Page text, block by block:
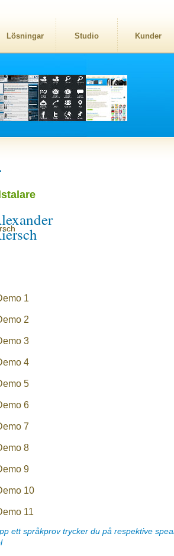
Lösningar Studio Kunder
1
2
3
4
5
6
7
8
9
10
11
ett språkprov trycker du på respektive